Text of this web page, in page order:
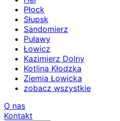
Płock
Słupsk
Sandomierz
Puławy
Łowicz
Kazimierz Dolny
Kotlina Kłodzka
Ziemia Łowicka
zobacz wszystkie
O nas
Kontakt